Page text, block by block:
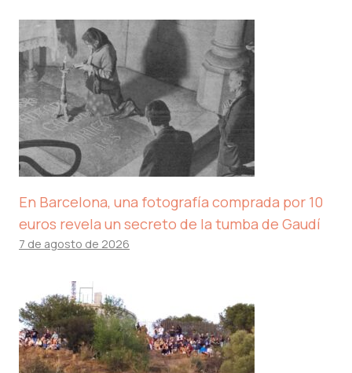
En Barcelona, ​​una fotografía comprada por 10
euros revela un secreto de la tumba de Gaudí
7 de agosto de 2026